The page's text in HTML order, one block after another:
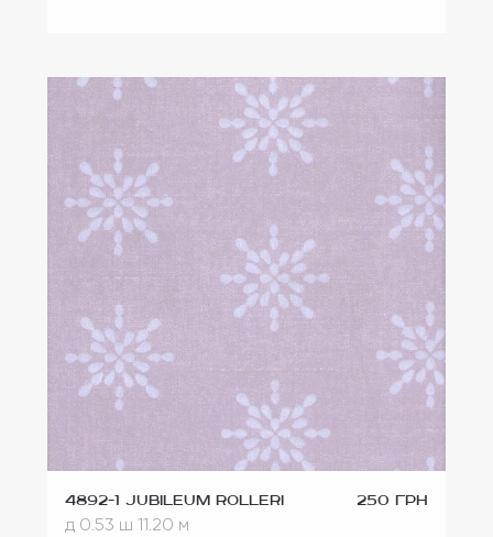
4892-1 Jubileum Rolleri 250 грн
д 0.53 ш 11.20 м